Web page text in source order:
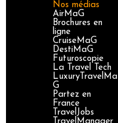
Nos médias
AirMaG
Brochures en
ligne
CruiseMaG
DestiMaG
Futuroscopie
La Travel Tech
LuxuryTravelMa
G
Partez en
France
TravelJobs